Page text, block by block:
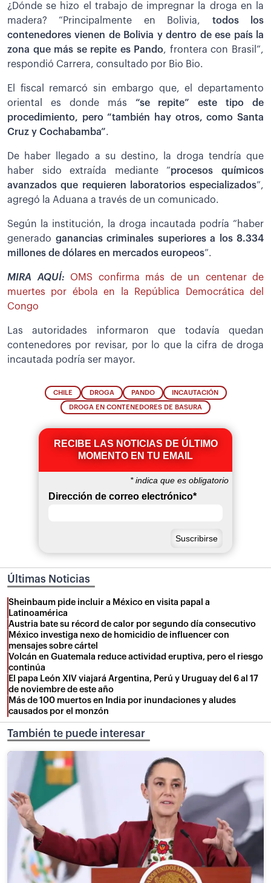
¿Dónde se hizo el trabajo de impregnar la droga en la
madera? “Principalmente en Bolivia, todos los
contenedores vienen de Bolivia y dentro de ese país la
zona que más se repite es Pando, frontera con Brasil”,
respondió Carrera, consultado por Bio Bio.
El fiscal remarcó sin embargo que, el departamento
oriental es donde más “se repite” este tipo de
procedimiento, pero “también hay otros, como Santa
Cruz y Cochabamba”.
De haber llegado a su destino, la droga tendría que
haber sido extraída mediante “procesos químicos
avanzados que requieren laboratorios especializados”,
agregó la Aduana a través de un comunicado.
Según la institución, la droga incautada podría “haber
generado ganancias criminales superiores a los 8.334
millones de dólares en mercados europeos”.
MIRA AQUÍ: OMS confirma más de un centenar de
muertes por ébola en la República Democrática del
Congo
Las autoridades informaron que todavía quedan
contenedores por revisar, por lo que la cifra de droga
incautada podría ser mayor.
CHILE DROGA PANDO INCAUTACIÓN
DROGA EN CONTENEDORES DE BASURA
RECIBE LAS NOTICIAS DE ÚLTIMO
MOMENTO EN TU EMAIL
*indica que es obligatorio
Dirección de correo electrónico*
Últimas Noticias
Sheinbaum pide incluir a México en visita papal a
Latinoamérica
Austria bate su récord de calor por segundo día consecutivo
México investiga nexo de homicidio de influencer con
mensajes sobre cártel
Volcán en Guatemala reduce actividad eruptiva, pero el riesgo
continúa
El papa León XIV viajará Argentina, Perú y Uruguay del 6 al 17
de noviembre de este año
Más de 100 muertos en India por inundaciones y aludes
causados por el monzón
También te puede interesar